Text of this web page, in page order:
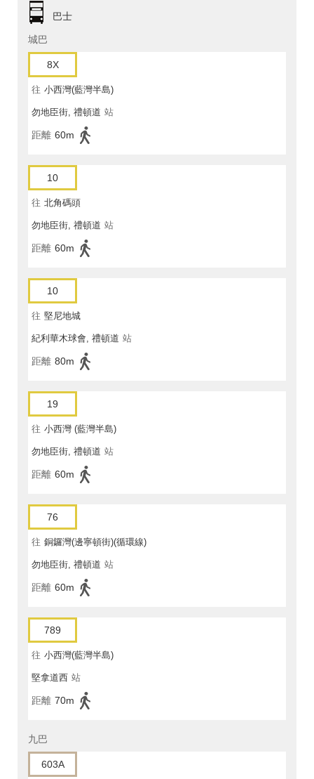
巴士
城巴
8X
往 小西灣(藍灣半島)
勿地臣街, 禮頓道 站
距離 60m
10
往 北角碼頭
勿地臣街, 禮頓道 站
距離 60m
10
往 堅尼地城
紀利華木球會, 禮頓道 站
距離 80m
19
往 小西灣 (藍灣半島)
勿地臣街, 禮頓道 站
距離 60m
76
往 銅鑼灣(邊寧頓街)(循環線)
勿地臣街, 禮頓道 站
距離 60m
789
往 小西灣(藍灣半島)
堅拿道西 站
距離 70m
九巴
603A